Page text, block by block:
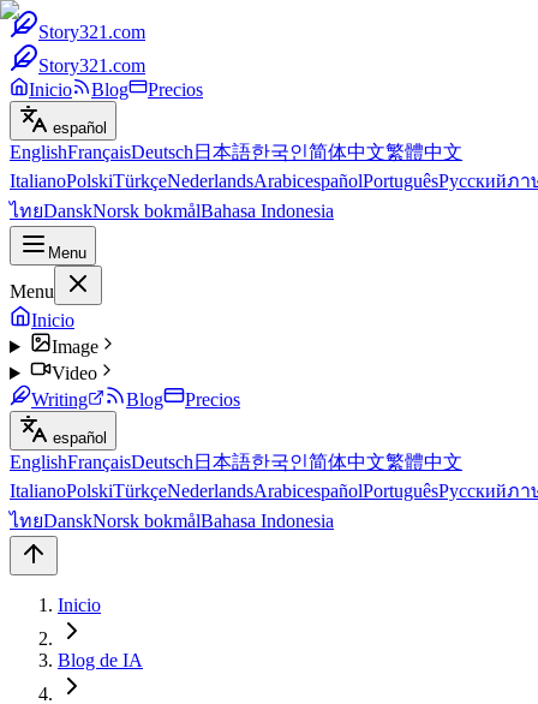
Story321.com
Story321.com
Inicio
Blog Precios
español
EnglishFrançaisDeutsch 日本語한국인简体中文繁體中文
ItalianoPolskiTürkçeNederlandsArabicespañolPortuguêsРусскийภา
ไทยDanskNorsk bokmålBahasa Indonesia
Menu
Menu
Inicio
Image
Video
Writing
Blog Precios
español
EnglishFrançaisDeutsch 日本語한국인简体中文繁體中文
ItalianoPolskiTürkçeNederlandsArabicespañolPortuguêsРусскийภา
ไทยDanskNorsk bokmålBahasa Indonesia
Inicio
Blog de IA